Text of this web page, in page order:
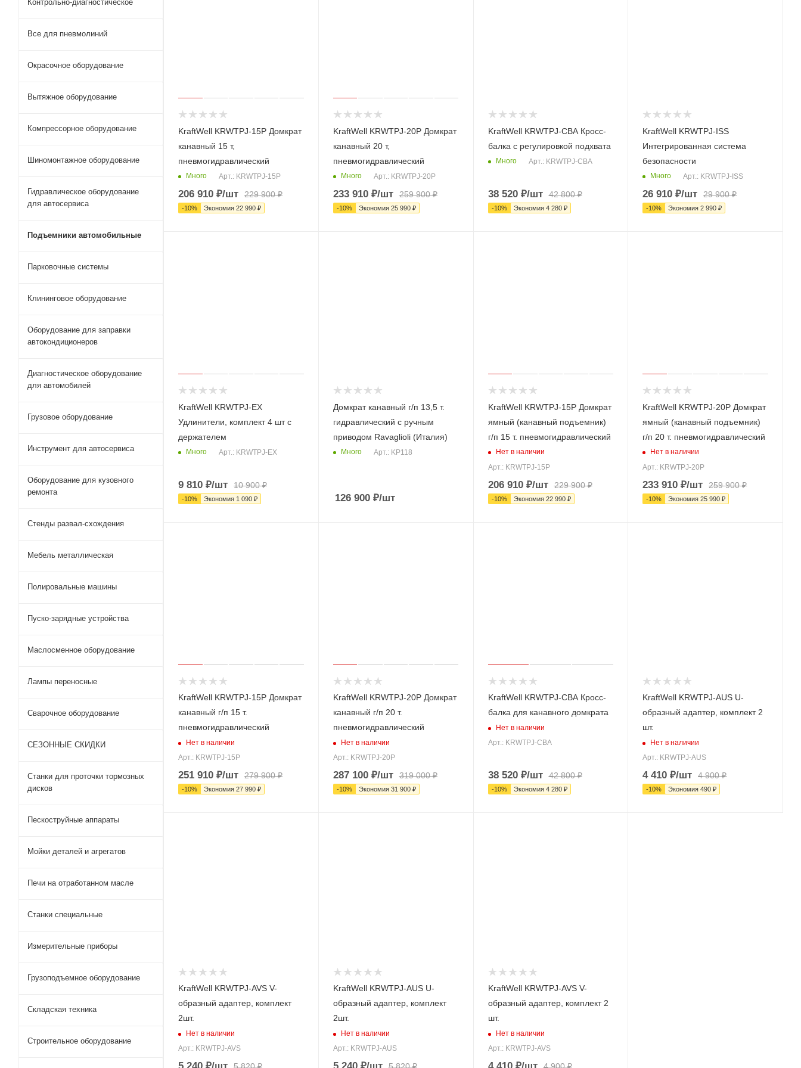
KraftWell KRWTPJ-15P Домкрат
канавный 15 т,
пневмогидравлический
Много Арт.: KRWTPJ-15P
206 910 ₽/шт 229 900₽
-10% Экономия 22 990 ₽
KraftWell KRWTPJ-20P Домкрат
канавный 20 т,
пневмогидравлический
Много Арт.: KRWTPJ-20P
233 910₽/шт 259 900₽
-10% Экономия 25 990₽
KraftWell KRWTPJ-CBA Кросс-
балка с регулировкой подхвата
Много Арт.: KRWTPJ-CBA
38 520₽/шт 42 800₽
-10% Экономия 4 280₽
KraftWell KRWTPJ-ISS
Интегрированная система
безопасности
Много Арт.: KRWTPJ-ISS
26 910 ₽/шт 29 900₽
-10% Экономия2 990 ₽
KraftWell KRWTPJ-EX
Удлинители, комплект 4 шт с
держателем
Много Арт.: KRWTPJ-EX
9 810 ₽/шт 10 900₽
-10% Экономия 1 090 ₽
Домкрат канавный г/п 13,5 т.
гидравлический c ручным
приводом Ravaglioli (Италия)
Много Арт.: KP118
126 900₽/шт
KraftWell KRWTPJ-15P Домкрат
ямный (канавный подъемник)
г/п 15 т. пневмогидравлический
Нет в наличии
Арт.: KRWTPJ-15P
206 910₽/шт 229 900₽
-10% Экономия 22 990₽
KraftWell KRWTPJ-20P Домкрат
ямный (канавный подъемник)
г/п 20 т. пневмогидравлический
Нет в наличии
Арт.: KRWTPJ-20P
233 910 ₽/шт 259 900₽
-10% Экономия25 990 ₽
KraftWell KRWTPJ-15P Домкрат
канавный г/п 15 т.
пневмогидравлический
Нет в наличии
Арт.: KRWTPJ-15P
251 910 ₽/шт 279 900₽
-10% Экономия 27 990 ₽
KraftWell KRWTPJ-20P Домкрат
канавный г/п 20 т.
пневмогидравлический
Нет в наличии
Арт.: KRWTPJ-20P
287 100₽/шт 319 000₽
-10% Экономия 31 900₽
KraftWell KRWTPJ-CBA Кросс-
балка для канавного домкрата
Нет в наличии
Арт.: KRWTPJ-CBA
38 520₽/шт 42 800₽
-10% Экономия 4 280₽
KraftWell KRWTPJ-AUS U-
образный адаптер, комплект 2
шт.
Нет в наличии
Арт.: KRWTPJ-AUS
4 410 ₽/шт 4 900₽
-10% Экономия490 ₽
KraftWell KRWTPJ-AVS V-
образный адаптер, комплект
2шт.
Нет в наличии
Арт.: KRWTPJ-AVS
KraftWell KRWTPJ-AUS U-
образный адаптер, комплект
2шт.
Нет в наличии
Арт.: KRWTPJ-AUS
KraftWell KRWTPJ-AVS V-
образный адаптер, комплект 2
шт.
Нет в наличии
Арт.: KRWTPJ-AVS
Контрольно-диагностическое
Все для пневмолиний
Окрасочное оборудование
Вытяжное оборудование
Компрессорное оборудование
Шиномонтажное оборудование
Гидравлическое оборудование
для автосервиса
Подъемники автомобильные
Парковочные системы
Клининговое оборудование
Оборудование для заправки
автокондиционеров
Диагностическое оборудование
для автомобилей
Грузовое оборудование
Инструмент для автосервиса
Оборудование для кузовного
ремонта
Стенды развал-схождения
Мебель металлическая
Полировальные машины
Пуско-зарядные устройства
Маслосменное оборудование
Лампы переносные
Сварочное оборудование
СЕЗОННЫЕ СКИДКИ
Станки для проточки тормозных
дисков
Пескоструйные аппараты
Мойки деталей и агрегатов
Печи на отработанном масле
Станки специальные
Измерительные приборы
Грузоподъемное оборудование
Складская техника
Строительное оборудование